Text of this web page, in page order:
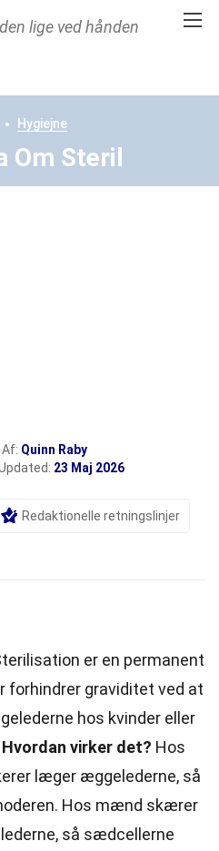
lige ved hånden
Hygiejne
Om Steril
Quinn Raby
23 Maj 2026
Redaktionelle retningslinjer
er en permanent
forhindrer graviditet ved at
hos kvinder eller
Hvordan virker det? Hos
læger æggelederne, så
Hos mænd skærer
så sædcellerne